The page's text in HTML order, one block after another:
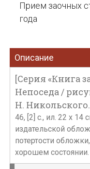
Прием заочных
года
Описание
[Серия «Книга
Непоседа /
Н.
46, [2] с., ил. 22 х 14
издательской
потертости
хорошем состоянии.